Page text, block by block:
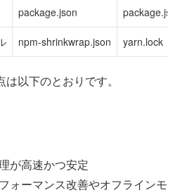
package.json package.json
npm-shrinkwrap.json yarn.lock
以下のとおりです。
が高速かつ安定
ォーマンス改善やオフラインモ